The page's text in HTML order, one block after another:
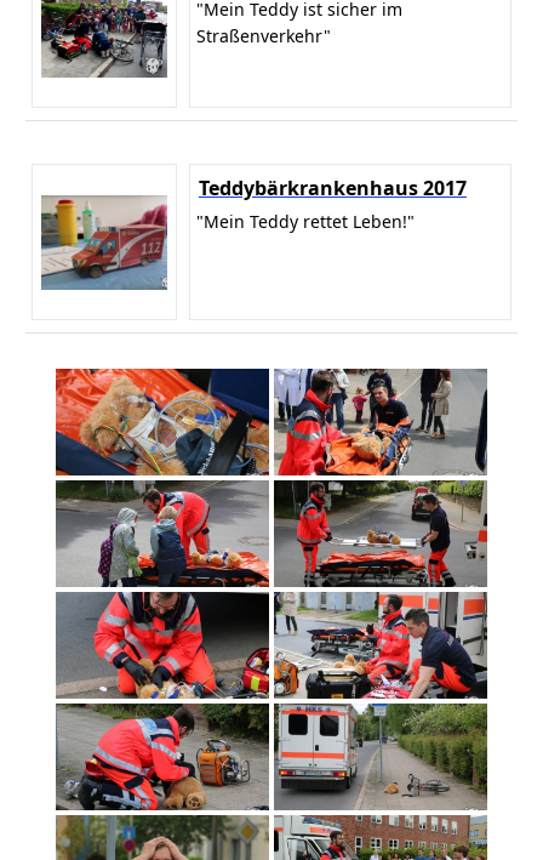
"Mein Teddy ist sicher im
Straßenverkehr"
Teddybärkrankenhaus 2017
"Mein Teddy rettet Leben!"